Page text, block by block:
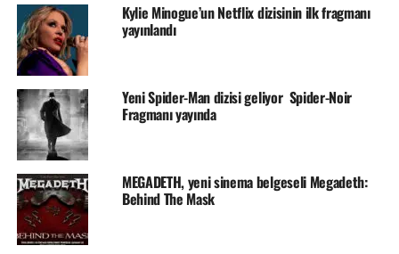
Kylie Minogue’un Netflix dizisinin ilk fragmanı
yayınlandı
Yeni Spider-Man dizisi geliyor Spider-Noir
Fragmanı yayında
MEGADETH, yeni sinema belgeseli Megadeth:
Behind The Mask